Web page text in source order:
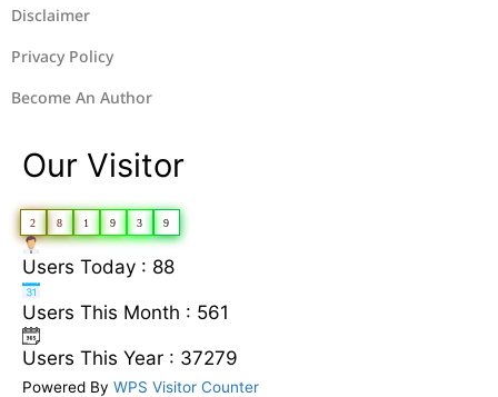
Disclaimer
Privacy Policy
Become An Author
Our Visitor
2 8 1 9 3 9
Users Today : 88
Users This Month : 561
Users This Year : 37279
Powered By WPS Visitor Counter